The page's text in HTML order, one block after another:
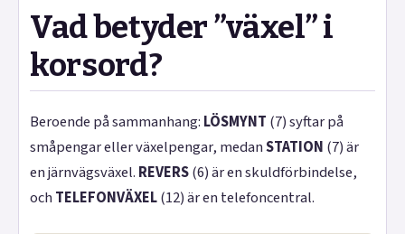
Vad betyder ”växel” i
korsord?
Beroende på sammanhang: LÖSMYNT (7) syftar på
småpengar eller växelpengar, medanSTATION (7) är
en järnvägsväxel. REVERS(6) är en skuldförbindelse,
ochTELEFONVÄXEL(12) är en telefoncentral.